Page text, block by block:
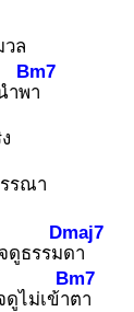
วล
ำพ
Bm7
า
รณา
ดูธรรม
Dmaj7
ดา
ไม่เข้า
Bm7
ตา